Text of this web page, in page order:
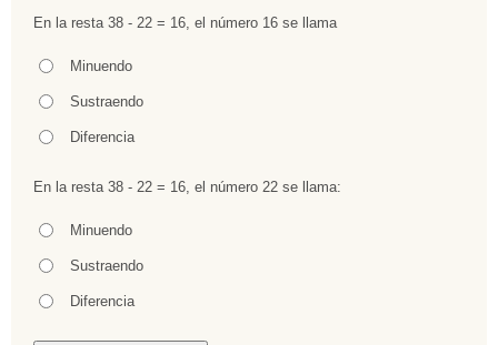
Pregunta
En la resta 38 - 22 = 16, el número 16 se llama
Respuestas
Opción 1Minuendo
Opción 2Sustraendo
Opción 3Diferencia
Pregunta
En la resta 38 - 22 = 16, el número 22 se llama:
Respuestas
Opción 1Minuendo
Opción 2Sustraendo
Opción 3Diferencia